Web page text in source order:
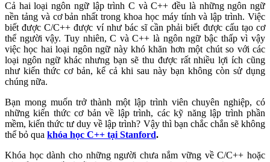
Cả hai loại ngôn ngữ lập trình C và C++ đều là những ngôn ngữ
nền tảng và cơ bản nhất trong khoa học máy tính và lập trình. Việc
biết được C/C++ được ví như bác sĩ cần phải biết được cấu tạo cơ
thể người vậy. Tuy nhiên, C và C++ là ngôn ngữ bậc thấp vì vậy
việc học hai loại ngôn ngữ này khó khăn hơn một chút so với các
loại ngôn ngữ khác nhưng bạn sẽ thu được rất nhiều lợi ích cũng
như kiến thức cơ bản, kể cả khi sau này bạn không còn sử dụng
chúng nữa.
Bạn mong muốn trở thành một lập trình viên chuyên nghiệp, có
những kiến thức cơ bản về lập trình, các kỹ năng lập trình phần
mềm, kiến thức tư duy về lập trình? Vậy thì bạn chắc chắn sẽ không
thể bỏ qua khóa học C++ tại Stanford.
Khóa học dành cho những người chưa nắm vững về C/C++ hoặc